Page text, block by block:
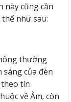
này cũng cần
như sau:
thường
sáng của đèn
tín
về Âm, còn